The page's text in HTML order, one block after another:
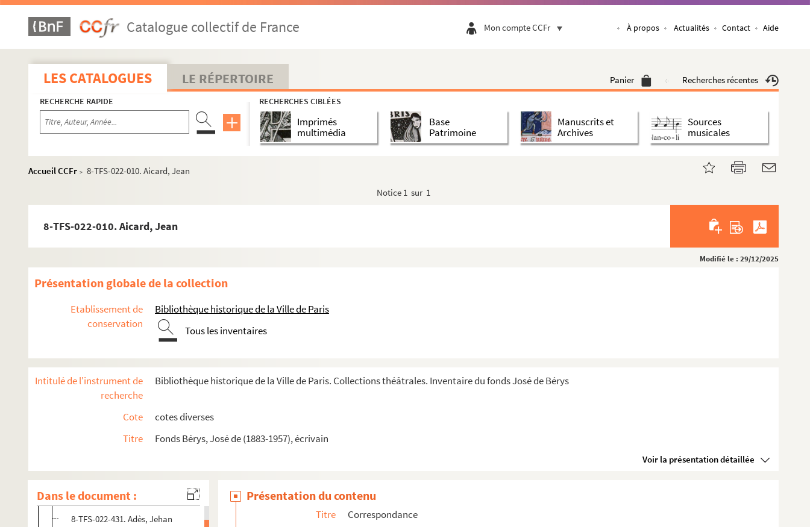
Catalogue collectif de France Mon compte CCFr À propos Actualités Contact Aide
LES CATALOGUES LE RÉPERTOIRE Panier Recherches récentes
RECHERCHE RAPIDE RECHERCHES CIBLÉES
Imprimés
multimédia
Base
Patrimoine
Manuscrits et
Archives
Sources
musicales
Accueil CCFr > 8-TFS-022-010. Aicard, Jean
Notice 1 sur 1
8-TFS-022-010. Aicard, Jean
Modifié le : 29/12/2025
Présentation globale de la collection
Etablissement de
conservation
Bibliothèque historique de la Ville de Paris
Tous les inventaires
Intitulé de l'instrument de
recherche
Bibliothèque historique de la Ville de Paris. Collections théâtrales. Inventaire du fonds José de Bérys
Cote
cotes diverses
Titre
Fonds Bérys, José de (1883-1957), écrivain
Voir la présentation détaillée
Dans le document :
Oeuvre
Correspondance
Lettres à José de Bérys
8-TFS-022-006. Abram, Paul
8-TFS-022-008. Acremant, Albert
8-TFS-022-001. Aderer, Adolphe
8-TFS-022-431. Adès, Jehan
Présentation du contenu
Titre Correspondance